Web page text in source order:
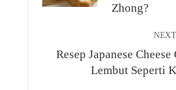
Zhong?
Resep Japanese Cheese
Lembut Seperti